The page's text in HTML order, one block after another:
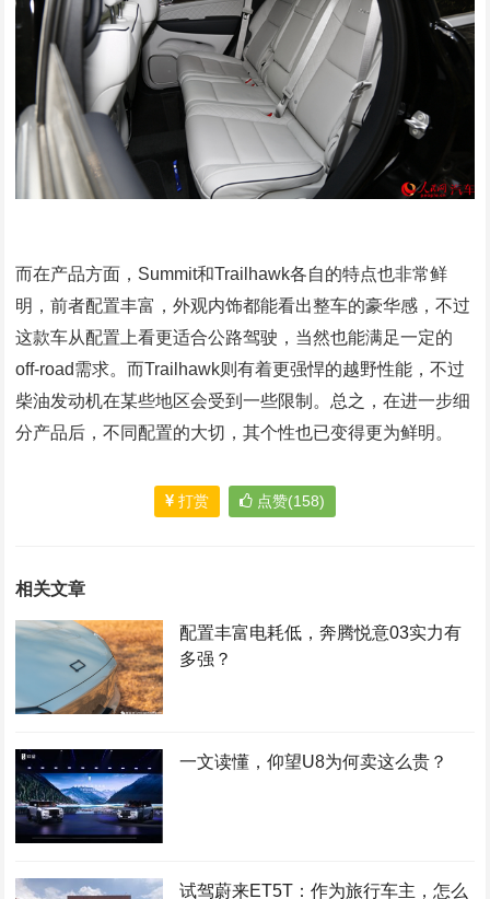
而在产品方面，Summit和Trailhawk各自的特点也非常鲜
明，前者配置丰富，外观内饰都能看出整车的豪华感，不过
这款车从配置上看更适合公路驾驶，当然也能满足一定的
off-road需求。而Trailhawk则有着更强悍的越野性能，不过
柴油发动机在某些地区会受到一些限制。总之，在进一步细
分产品后，不同配置的大切，其个性也已变得更为鲜明。
打赏 点赞(158)
相关文章
配置丰富电耗低，奔腾悦意03实力有
多强？
一文读懂，仰望U8为何卖这么贵？
试驾蔚来ET5T：作为旅行车主，怎么